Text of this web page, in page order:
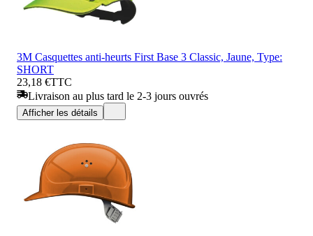
3M Casquettes anti-heurts First Base 3 Classic, Jaune, Type:
SHORT
23,18 €TTC
Livraison au plus tard le 2-3 jours ouvrés
Afficher les détails